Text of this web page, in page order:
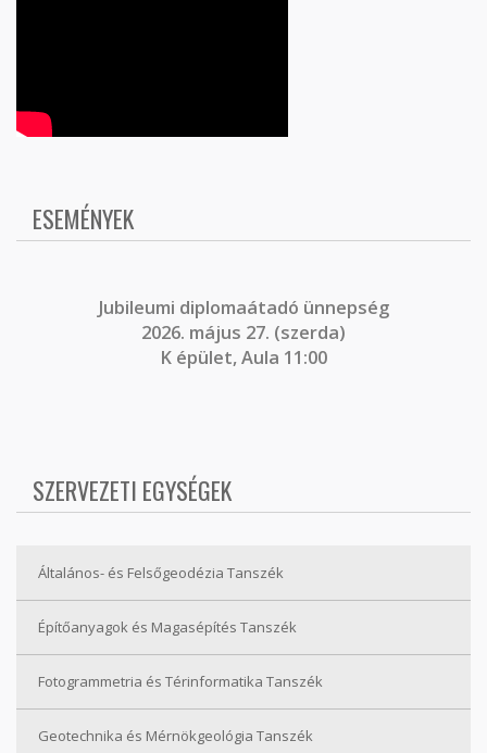
ESEMÉNYEK
Jubileumi diplomaátadó ünnepség
2026. május 27. (szerda)
K épület, Aula 11:00
SZERVEZETI EGYSÉGEK
Általános- és Felsőgeodézia Tanszék
Építőanyagok és Magasépítés Tanszék
Fotogrammetria és Térinformatika Tanszék
Geotechnika és Mérnökgeológia Tanszék